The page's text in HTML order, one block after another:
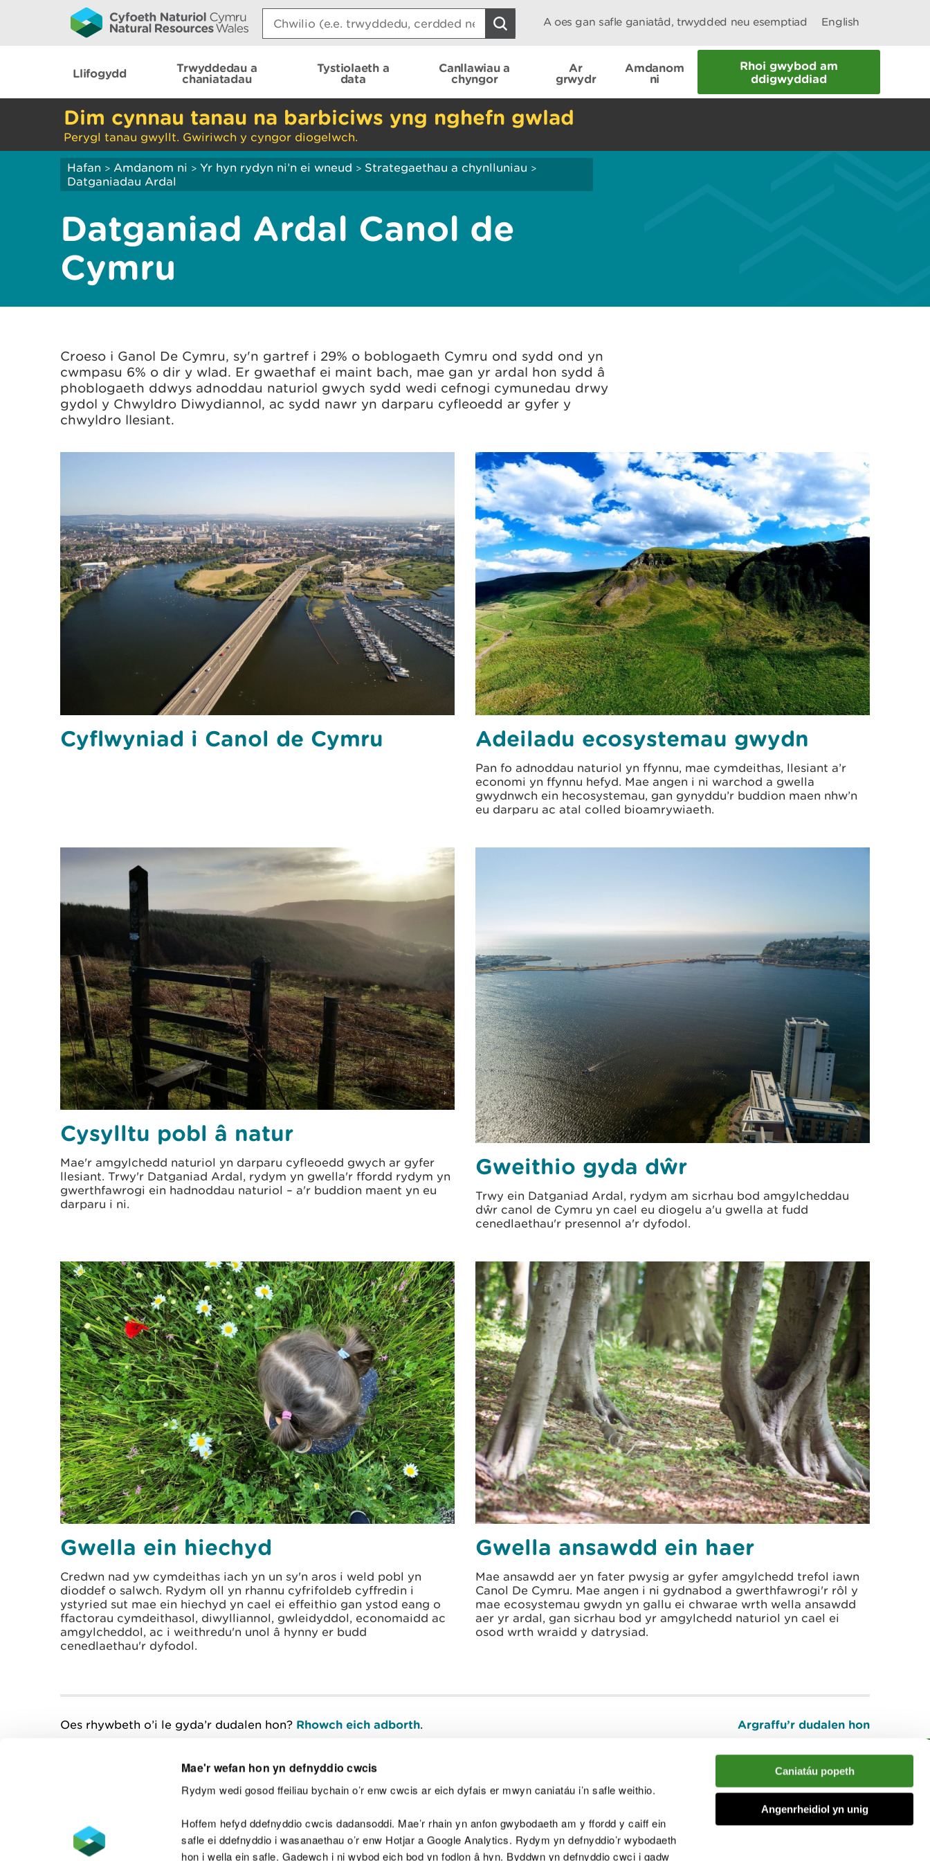
Mae'r wefan hon yn defnyddio cwcis
Rydym wedi gosod ffeiliau bychain o’r enw cwcis ar eich dyfais er mwyn caniatáu i’n safle weithio.
Hoffem hefyd ddefnyddio cwcis dadansoddi. Mae’r rhain yn anfon gwybodaeth am y ffordd y caiff ein
safle ei ddefnyddio i wasanaethau o’r enw Hotjar a Google Analytics. Rydym yn defnyddio’r wybodaeth
hon i wella ein safle. Gadewch i ni wybod eich bod yn fodlon â hyn. Byddwn yn defnyddio cwci i gadw
Caniatáu popeth
Angenrheidiol yn unig
Search:
A oes gan safle ganiatâd, trwydded neu esemptiad English
Llifogydd
Trwyddedau a
chaniatadau
Tystiolaeth a
data
Canllawiau a
chyngor
Ar
grwydr
Amdanom
ni
Rhoi gwybod am
ddigwyddiad
Dim cynnau tanau na barbiciws yng nghefn gwlad
Perygl tanau gwyllt. Gwiriwch y cyngor diogelwch.
Hafan > Amdanom ni > Yr hyn rydyn ni’n ei wneud > Strategaethau a chynlluniau >
Datganiadau Ardal
Datganiad Ardal Canol de
Cymru
Croeso i Ganol De Cymru, sy'n gartref i 29% o boblogaeth Cymru ond sydd ond yn
cwmpasu 6% o dir y wlad. Er gwaethaf ei maint bach, mae gan yr ardal hon sydd â
phoblogaeth ddwys adnoddau naturiol gwych sydd wedi cefnogi cymunedau drwy
gydol y Chwyldro Diwydiannol, ac sydd nawr yn darparu cyfleoedd ar gyfer y
chwyldro llesiant.
Cyflwyniad i Canol de Cymru Adeiladu ecosystemau gwydn
Pan fo adnoddau naturiol yn ffynnu, mae cymdeithas, llesiant a’r
economi yn ffynnu hefyd. Mae angen i ni warchod a gwella
gwydnwch ein hecosystemau, gan gynyddu’r buddion maen nhw’n
eu darparu ac atal colled bioamrywiaeth.
Cysylltu pobl â natur
Mae'r amgylchedd naturiol yn darparu cyfleoedd gwych ar gyfer
llesiant. Trwy'r Datganiad Ardal, rydym yn gwella'r ffordd rydym yn
gwerthfawrogi ein hadnoddau naturiol – a'r buddion maent yn eu
darparu i ni.
Gweithio gyda dŵr
Trwy ein Datganiad Ardal, rydym am sicrhau bod amgylcheddau
dŵr canol de Cymru yn cael eu diogelu a'u gwella at fudd
cenedlaethau'r presennol a'r dyfodol.
Gwella ein hiechyd
Credwn nad yw cymdeithas iach yn un sy'n aros i weld pobl yn
dioddef o salwch. Rydym oll yn rhannu cyfrifoldeb cyffredin i
ystyried sut mae ein hiechyd yn cael ei effeithio gan ystod eang o
ffactorau cymdeithasol, diwylliannol, gwleidyddol, economaidd ac
amgylcheddol, ac i weithredu'n unol â hynny er budd
cenedlaethau'r dyfodol.
Gwella ansawdd ein haer
Mae ansawdd aer yn fater pwysig ar gyfer amgylchedd trefol iawn
Canol De Cymru. Mae angen i ni gydnabod a gwerthfawrogi'r rôl y
mae ecosystemau gwydn yn gallu ei chwarae wrth wella ansawdd
aer yr ardal, gan sicrhau bod yr amgylchedd naturiol yn cael ei
osod wrth wraidd y datrysiad.
Oes rhywbeth o’i le gyda’r dudalen hon? Rhowch eich adborth. Argraffu’r dudalen hon
I fyny